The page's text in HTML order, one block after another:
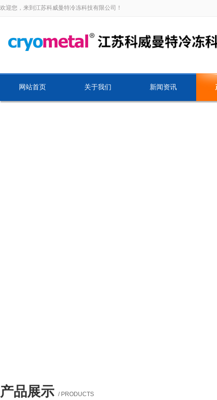
欢迎您，来到江苏科威曼特冷冻科技有限公司！
网站首页 关于我们 新闻资讯
产品展示 / PRODUCTS